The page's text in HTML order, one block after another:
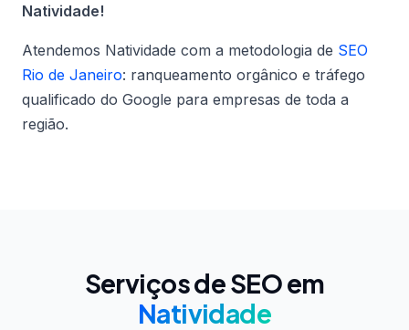
Natividade!
Atendemos Natividade com a metodologia de SEO
Rio de Janeiro: ranqueamento orgânico e tráfego
qualificado do Google para empresas de toda a
região.
Serviços de SEO em
Natividade